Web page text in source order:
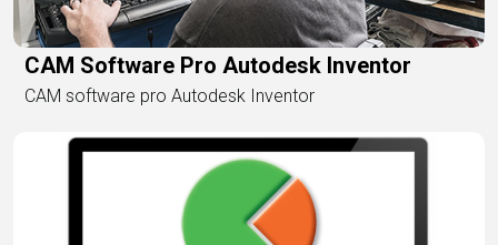
CAM Software Pro Autodesk Inventor
CAM software pro Autodesk Inventor